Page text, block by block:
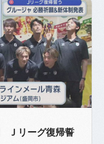
Ｊリーグ復帰誓